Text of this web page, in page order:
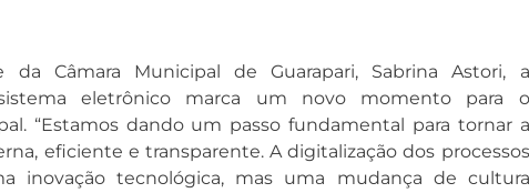
da Câmara Municipal de Guarapari, Sabrina Astori, a
eletrônico marca um novo momento para o
“Estamos dando um passo fundamental para tornar a
eficiente e transparente. A digitalização dos processos
inovação tecnológica, mas uma mudança de cultura